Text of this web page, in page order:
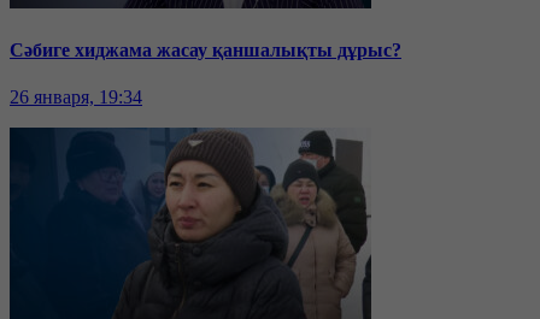
Сәбиге хиджама жасау қаншалықты дұрыс?
26 января, 19:34